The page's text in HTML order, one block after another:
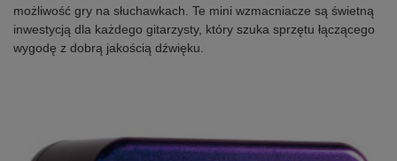
możliwość gry na słuchawkach. Te mini wzmacniacze są świetną
inwestycją dla każdego gitarzysty, który szuka sprzętu łączącego
wygodę z dobrą jakością dźwięku.